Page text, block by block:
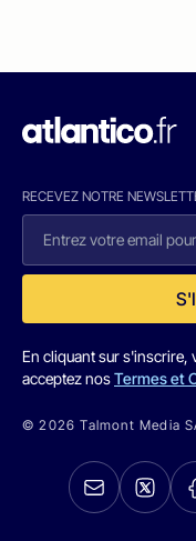
RECEVEZ NOTRE
En cliquant sur s'inscrire,
acceptez nosTermes et
© 2026 Talmont Media